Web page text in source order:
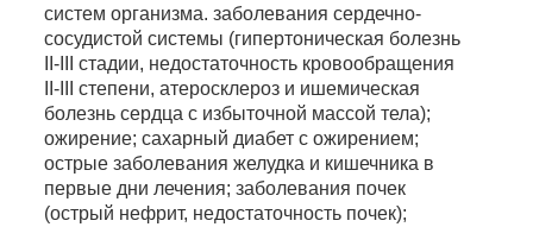
систем организма. заболевания сердечно-
сосудистой системы (гипертоническая болезнь
II-III стадии, недостаточность кровообращения
II-III степени, атеросклероз и ишемическая
болезнь сердца с избыточной массой тела);
ожирение; сахарный диабет с ожирением;
острые заболевания желудка и кишечника в
первые дни лечения; заболевания почек
(острый нефрит, недостаточность почек);